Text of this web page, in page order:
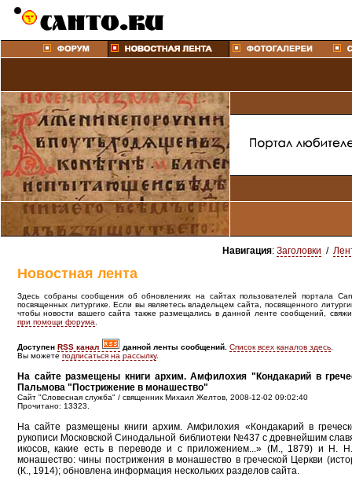
Навигация: Заголовки /
Новостная лента
Здесь собраны сообщения об обновлениях на сайтах пользователей портала
посвященных литургике. Если вы являетесь владельцем сайта, посвященного
чтобы новости вашего сайта также размещались в данной ленте сообщений,
при помощи форума
Доступен RSS канал данной ленты сообщений. Список всех каналов здесь
Вы можете подписаться на рассылку.
На сайте размещены книги архим. Амфилохия "Кондакарий в
Пальмова "Пострижение в монашество"
Сайт "Словесная служба" / священник Михаил Желтов, 2008-12-02 09:02:40
Прочитано: 13323.
На сайте размещены книги архим. Амфилохия «Кондакарий в
рукописи Московской Синодальной библиотеки №437 с древнейшим
икосов, какие есть в переводе и с приложением...» (М., 1879) и Н.
монашество: чины пострижения в монашество в греческой Церкви
(К., 1914); обновлена информация нескольких разделов сайта.